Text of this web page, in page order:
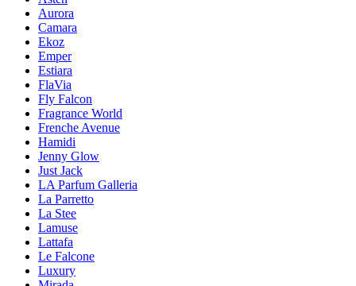
Aurora
Camara
Ekoz
Emper
Estiara
FlaVia
Fly Falcon
Fragrance World
Frenche Avenue
Hamidi
Jenny Glow
Just Jack
LA Parfum Galleria
La Parretto
La Stee
Lamuse
Lattafa
Le Falcone
Luxury